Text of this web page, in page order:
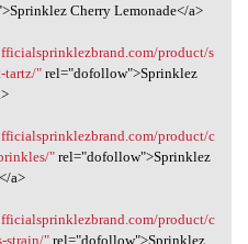
Cherry Lemonade</a>
product/s
tartz/"rel="dofollow">Sprinklez
product/c
"rel="dofollow">Sprinklez
a>
product/c
strain/"rel="dofollow">Sprinklez